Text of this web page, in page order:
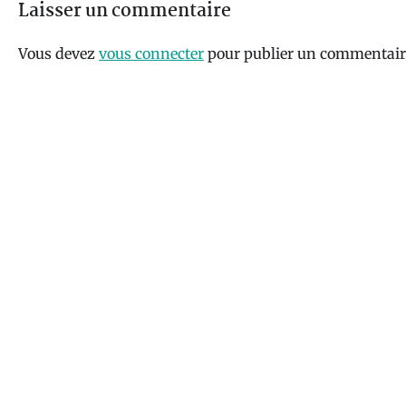
Laisser un commentaire
Vous devez vous connecter pour publier un